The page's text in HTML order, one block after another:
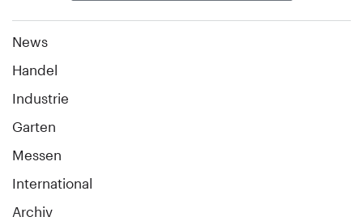
News
Handel
Industrie
Garten
Messen
International
Archiv